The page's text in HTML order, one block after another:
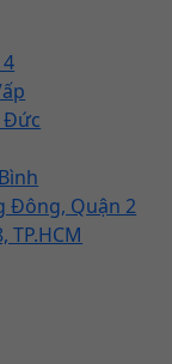
Đức
Đông, Quận 2
TP.HCM